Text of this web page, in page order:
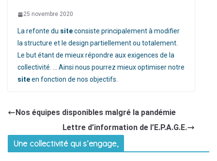
25 novembre 2020
La refonte du siteconsiste principalement à modifier
la structure et le design partiellement ou totalement.
Le but étant de mieux répondre aux exigences de la
collectivité. … Ainsi nous pourrez mieux optimiser notre
siteen fonction de nos objectifs.
Nos équipes disponibles malgré la pandémie
Lettre d’information de l’E.P.A.G.E.
Une collectivité qui s’engage,